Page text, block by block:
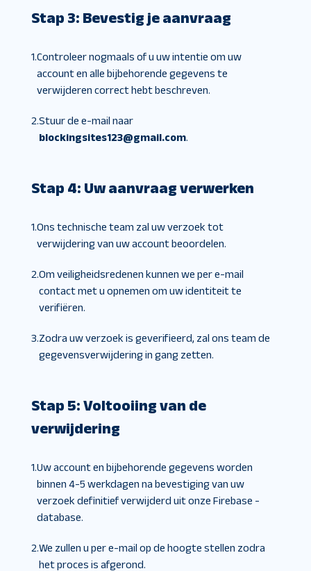
Stap 3: Bevestig je aanvraag
1.Controleer nogmaals of u uw intentie om uw
account en alle bijbehorende gegevens te
verwijderen correct hebt beschreven.
2.Stuur de e-mail naar
blockingsites123@gmail.com.
Stap 4: Uw aanvraag verwerken
1.Ons technische team zal uw verzoek tot
verwijdering van uw account beoordelen.
2.Om veiligheidsredenen kunnen we per e-mail
contact met u opnemen om uw identiteit te
verifiëren.
3.Zodra uw verzoek is geverifieerd, zal ons team de
gegevensverwijdering in gang zetten.
Stap 5: Voltooiing van de
verwijdering
1.Uw account en bijbehorende gegevens worden
binnen 4-5 werkdagen na bevestiging van uw
verzoek definitief verwijderd uit onze Firebase -
database.
2.We zullen u per e-mail op de hoogte stellen zodra
het proces is afgerond.